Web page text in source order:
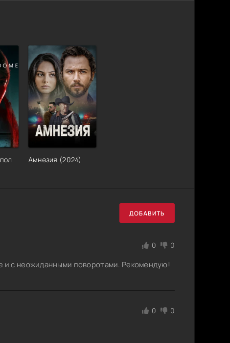
Амнезия (2024)
ДОБАВИТЬ
0 0
и с неожиданными поворотами. Рекомендую!
0 0